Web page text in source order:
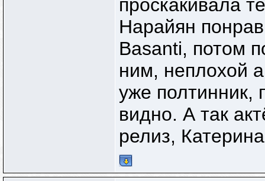
проскакивала
Нарайян
Basanti, потом
ним, неплохой
уже полтинник,
видно. А так
релиз,